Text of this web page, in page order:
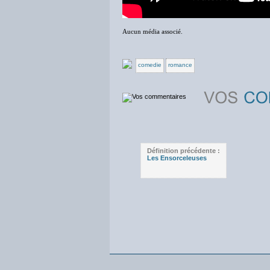
Aucun média associé.
comedie romance
Définition précédente :
Les Ensorceleuses